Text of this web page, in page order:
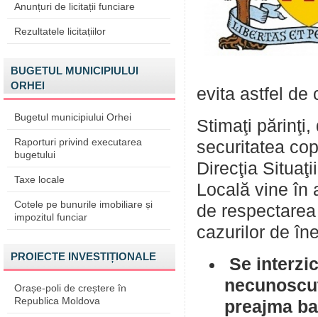
Anunțuri de licitații funciare
Rezultatele licitațiilor
BUGETUL MUNICIPIULUI
ORHEI
Bugetul municipiului Orhei
Raporturi privind executarea
bugetului
Taxe locale
Cotele pe bunurile imobiliare și
impozitul funciar
PROIECTE INVESTIȚIONALE
Orașe-poli de creștere în
Republica Moldova
evita astfel de
Stimaţi părinţi,
securitatea
Direcţia
Locală vine în
de
cazurilor de
Se
preajma